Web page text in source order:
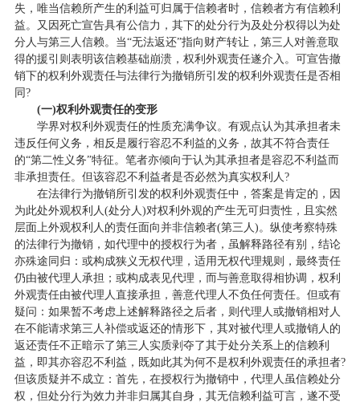
失，唯当信赖所产生的利益可归属于信赖者时，信赖者方有信赖利
益。又因死亡宣告具有公信力，其下的处分行为及处分权得以为处
分人与第三人信赖。当“无法返还”指向财产转让，第三人对善意取
得的援引则表明该信赖基础崩溃，权利外观责任遂介入。可宣告撤
销下的权利外观责任与法律行为撤销所引发的权利外观责任是否相
同?
(一)权利外观责任的变形
学界对权利外观责任的性质充满争议。有观点认为其承担者未
违反任何义务，相反是履行容忍不利益的义务，故其不符合责任
的“第二性义务”特征。笔者亦倾向于认为其承担者是容忍不利益而
非承担责任。但该容忍不利益者是否必然为真实权利人?
在法律行为撤销所引发的权利外观责任中，答案是肯定的，因
为此处外观权利人(处分人)对权利外观的产生无可归责性，且实然
层面上外观权利人的责任面向并非信赖者(第三人)。纵使考察特殊
的法律行为撤销，如代理中的授权行为者，虽解释路径有别，结论
亦殊途同归：或构成狭义无权代理，适用无权代理规则，最终责任
仍由被代理人承担；或构成表见代理，而与善意取得相协调，权利
外观责任由被代理人直接承担，善意代理人不负任何责任。但或有
疑问：如果暂不考虑上述解释路径之后者，则代理人或撤销相对人
在不能请求第三人补偿或返还的情形下，其对被代理人或撤销人的
返还责任不正暗示了第三人实质剥夺了其于处分关系上的信赖利
益，即其亦容忍不利益，既如此其为何不是权利外观责任的承担者?
但该质疑并不成立：首先，在授权行为撤销中，代理人虽信赖处分
权，但处分行为效力并非归属其自身，其无信赖利益可言，遂不受